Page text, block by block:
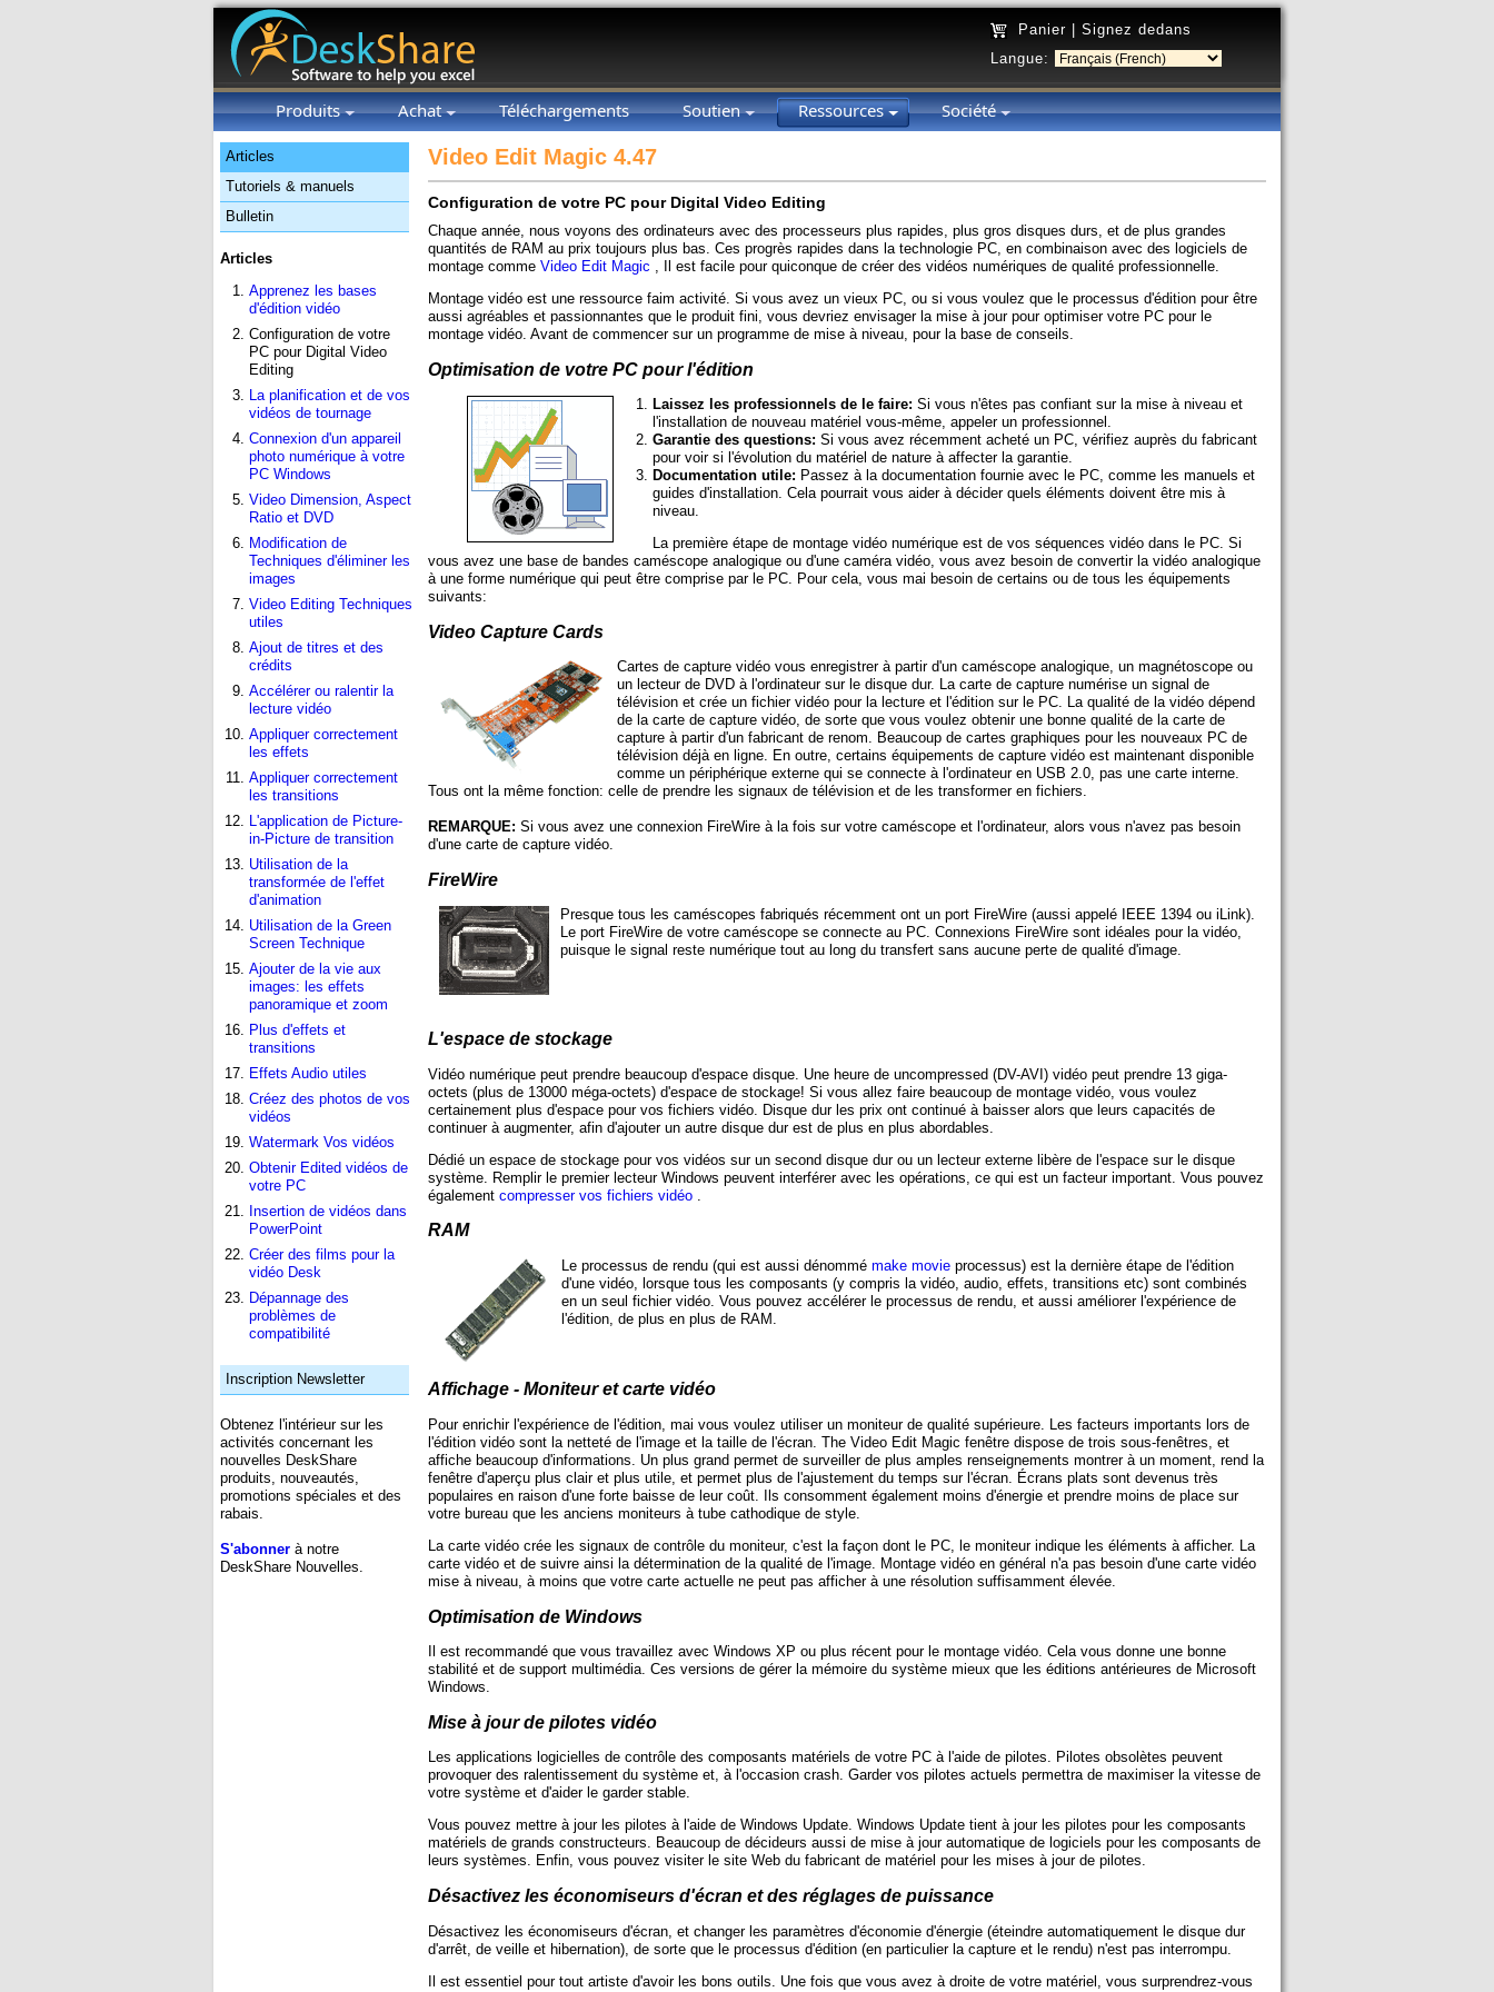
Panier
Signez dedans
Langue:
Produits Achat Téléchargements Soutien Ressources Société
Articles
Tutoriels & manuels
Bulletin
Articles
Apprenez les bases
d'édition vidéo
Configuration de votre
PC pour Digital Video
Editing
La planification et de vos
vidéos de tournage
Connexion d'un appareil
photo numérique à votre
PC Windows
Video Dimension, Aspect
Ratio et DVD
Modification de
Techniques d'éliminer les
images
Video Editing Techniques
utiles
Ajout de titres et des
crédits
Accélérer ou ralentir la
lecture vidéo
Appliquer correctement
les effets
Appliquer correctement
les transitions
L'application de Picture-
in-Picture de transition
Utilisation de la
transformée de l'effet
d'animation
Utilisation de la Green
Screen Technique
Ajouter de la vie aux
images: les effets
panoramique et zoom
Plus d'effets et
transitions
Effets Audio utiles
Créez des photos de vos
vidéos
Watermark Vos vidéos
Obtenir Edited vidéos de
votre PC
Insertion de vidéos dans
PowerPoint
Créer des films pour la
vidéo Desk
Dépannage des
problèmes de
compatibilité
Inscription Newsletter
Obtenez l'intérieur sur les
activités concernant les
nouvelles DeskShare
produits, nouveautés,
promotions spéciales et des
rabais.
S'abonner à notre
DeskShare Nouvelles.
Video Edit Magic 4.47
Configuration de votre PC pour Digital Video Editing
Chaque année, nous voyons des ordinateurs avec des processeurs plus rapides, plus gros disques durs, et de plus grandes
quantités de RAM au prix toujours plus bas. Ces progrès rapides dans la technologie PC, en combinaison avec des logiciels de
montage comme Video Edit Magic , Il est facile pour quiconque de créer des vidéos numériques de qualité professionnelle.
Montage vidéo est une ressource faim activité. Si vous avez un vieux PC, ou si vous voulez que le processus d'édition pour être
aussi agréables et passionnantes que le produit fini, vous devriez envisager la mise à jour pour optimiser votre PC pour le
montage vidéo. Avant de commencer sur un programme de mise à niveau, pour la base de conseils.
Optimisation de votre PC pour l'édition
Laissez les professionnels de le faire: Si vous n'êtes pas confiant sur la mise à niveau et
l'installation de nouveau matériel vous-même, appeler un professionnel.
Garantie des questions: Si vous avez récemment acheté un PC, vérifiez auprès du fabricant
pour voir si l'évolution du matériel de nature à affecter la garantie.
Documentation utile: Passez à la documentation fournie avec le PC, comme les manuels et
guides d'installation. Cela pourrait vous aider à décider quels éléments doivent être mis à
niveau.
La première étape de montage vidéo numérique est de vos séquences vidéo dans le PC. Si
vous avez une base de bandes caméscope analogique ou d'une caméra vidéo, vous avez besoin de convertir la vidéo analogique
à une forme numérique qui peut être comprise par le PC. Pour cela, vous mai besoin de certains ou de tous les équipements
suivants:
Video Capture Cards
Cartes de capture vidéo vous enregistrer à partir d'un caméscope analogique, un magnétoscope ou
un lecteur de DVD à l'ordinateur sur le disque dur. La carte de capture numérise un signal de
télévision et crée un fichier vidéo pour la lecture et l'édition sur le PC. La qualité de la vidéo dépend
de la carte de capture vidéo, de sorte que vous voulez obtenir une bonne qualité de la carte de
capture à partir d'un fabricant de renom. Beaucoup de cartes graphiques pour les nouveaux PC de
télévision déjà en ligne. En outre, certains équipements de capture vidéo est maintenant disponible
comme un périphérique externe qui se connecte à l'ordinateur en USB 2.0, pas une carte interne.
Tous ont la même fonction: celle de prendre les signaux de télévision et de les transformer en fichiers.
REMARQUE: Si vous avez une connexion FireWire à la fois sur votre caméscope et l'ordinateur, alors vous n'avez pas besoin
d'une carte de capture vidéo.
FireWire
Presque tous les caméscopes fabriqués récemment ont un port FireWire (aussi appelé IEEE 1394 ou iLink).
Le port FireWire de votre caméscope se connecte au PC. Connexions FireWire sont idéales pour la vidéo,
puisque le signal reste numérique tout au long du transfert sans aucune perte de qualité d'image.
L'espace de stockage
Vidéo numérique peut prendre beaucoup d'espace disque. Une heure de uncompressed (DV-AVI) vidéo peut prendre 13 giga-
octets (plus de 13000 méga-octets) d'espace de stockage! Si vous allez faire beaucoup de montage vidéo, vous voulez
certainement plus d'espace pour vos fichiers vidéo. Disque dur les prix ont continué à baisser alors que leurs capacités de
continuer à augmenter, afin d'ajouter un autre disque dur est de plus en plus abordables.
Dédié un espace de stockage pour vos vidéos sur un second disque dur ou un lecteur externe libère de l'espace sur le disque
système. Remplir le premier lecteur Windows peuvent interférer avec les opérations, ce qui est un facteur important. Vous pouvez
également compresser vos fichiers vidéo
RAM
Le processus de rendu (qui est aussi dénommé make movie processus) est la dernière étape de l'édition
d'une vidéo, lorsque tous les composants (y compris la vidéo, audio, effets, transitions etc) sont combinés
en un seul fichier vidéo. Vous pouvez accélérer le processus de rendu, et aussi améliorer l'expérience de
l'édition, de plus en plus de RAM.
Affichage - Moniteur et carte vidéo
Pour enrichir l'expérience de l'édition, mai vous voulez utiliser un moniteur de qualité supérieure. Les facteurs importants lors de
l'édition vidéo sont la netteté de l'image et la taille de l'écran. The Video Edit Magic fenêtre dispose de trois sous-fenêtres, et
affiche beaucoup d'informations. Un plus grand permet de surveiller de plus amples renseignements montrer à un moment, rend la
fenêtre d'aperçu plus clair et plus utile, et permet plus de l'ajustement du temps sur l'écran. Écrans plats sont devenus très
populaires en raison d'une forte baisse de leur coût. Ils consomment également moins d'énergie et prendre moins de place sur
votre bureau que les anciens moniteurs à tube cathodique de style.
La carte vidéo crée les signaux de contrôle du moniteur, c'est la façon dont le PC, le moniteur indique les éléments à afficher. La
carte vidéo et de suivre ainsi la détermination de la qualité de l'image. Montage vidéo en général n'a pas besoin d'une carte vidéo
mise à niveau, à moins que votre carte actuelle ne peut pas afficher à une résolution suffisamment élevée.
Optimisation de Windows
Il est recommandé que vous travaillez avec Windows XP ou plus récent pour le montage vidéo. Cela vous donne une bonne
stabilité et de support multimédia. Ces versions de gérer la mémoire du système mieux que les éditions antérieures de Microsoft
Windows.
Mise à jour de pilotes vidéo
Les applications logicielles de contrôle des composants matériels de votre PC à l'aide de pilotes. Pilotes obsolètes peuvent
provoquer des ralentissement du système et, à l'occasion crash. Garder vos pilotes actuels permettra de maximiser la vitesse de
votre système et d'aider le garder stable.
Vous pouvez mettre à jour les pilotes à l'aide de Windows Update. Windows Update tient à jour les pilotes pour les composants
matériels de grands constructeurs. Beaucoup de décideurs aussi de mise à jour automatique de logiciels pour les composants de
leurs systèmes. Enfin, vous pouvez visiter le site Web du fabricant de matériel pour les mises à jour de pilotes.
Désactivez les économiseurs d'écran et des réglages de puissance
Désactivez les économiseurs d'écran, et changer les paramètres d'économie d'énergie (éteindre automatiquement le disque dur
d'arrêt, de veille et hibernation), de sorte que le processus d'édition (en particulier la capture et le rendu) n'est pas interrompu.
Il est essentiel pour tout artiste d'avoir les bons outils. Une fois que vous avez à droite de votre matériel, vous surprendrez-vous